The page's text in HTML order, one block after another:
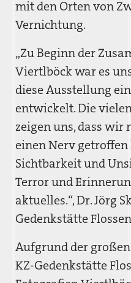
mit den Orten von
Vernichtung.
„Zu Beginn der
Viertlböck war es
diese Ausstellung
entwickelt. Die
zeigen uns, dass wir
einen Nerv getroffen
Sichtbarkeit und
Terror und
aktuelles.“, Dr. Jörg
Gedenkstätte
Aufgrund der
KZ-Gedenkstätte